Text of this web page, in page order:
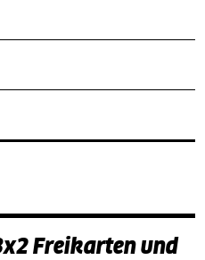
Freikarten und